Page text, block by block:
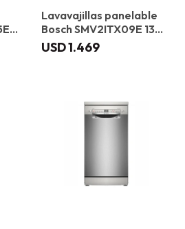
Lavavajillas panelable
Bosch SMV2ITX09E 13
servicios
USD1.469